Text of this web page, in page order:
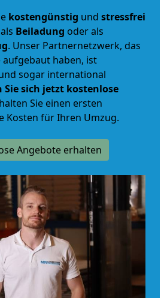
kostengünstig und stressfrei
Beiladung oder als
. Unser Partnernetzwerk, das
aufgebaut haben, ist
sogar international
Sie sich jetzt kostenlose
Sie einen ersten
Kosten für Ihren Umzug.
Angebote erhalten